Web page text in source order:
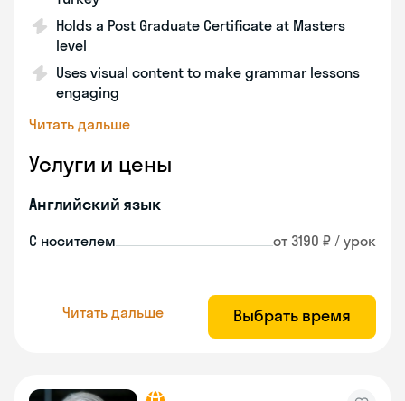
Holds a Post Graduate Certificate at Masters
level
Uses visual content to make grammar lessons
engaging
Читать дальше
Услуги и цены
Английский язык
С носителем от 3190 ₽ / урок
Читать дальше Выбрать время